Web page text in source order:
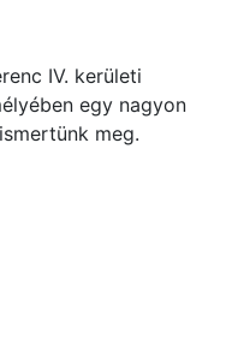
IV. kerületi
egy nagyon
meg.